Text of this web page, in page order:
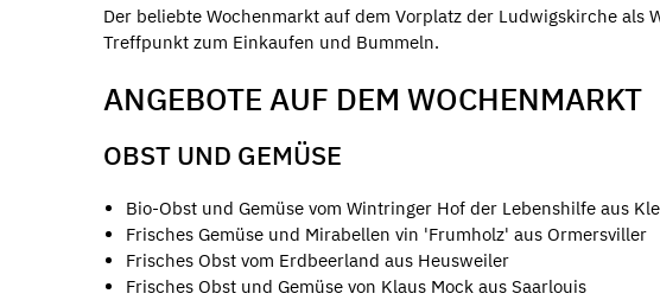
Der beliebte Wochenmarkt auf dem Vorplatz der Ludwigskirche
Treffpunkt zum Einkaufen und Bummeln.
ANGEBOTE AUF DEM WOCHENMARKT
OBST UND GEMÜSE
Bio-Obst und Gemüse vom Wintringer Hof der Lebenshilfe aus
Frisches Gemüse und Mirabellen vin 'Frumholz' aus Ormersviller
Frisches Obst vom Erdbeerland aus Heusweiler
Frisches Obst und Gemüse von Klaus Mock aus Saarlouis